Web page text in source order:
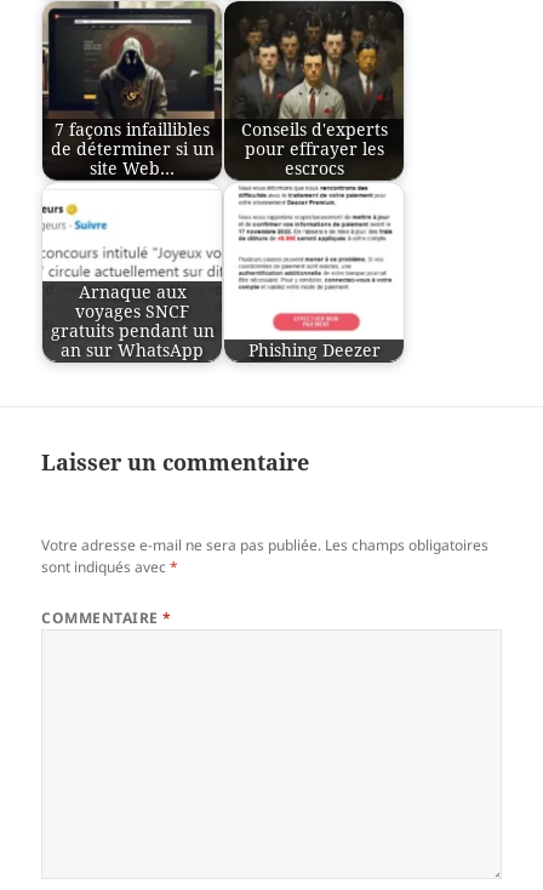
7 façons infaillibles
de déterminer si un
site Web…
Conseils d'experts
pour effrayer les
escrocs
Arnaque aux
voyages SNCF
gratuits pendant un
an sur WhatsApp
Phishing Deezer
Laisser un commentaire
Votre adresse e-mail ne sera pas publiée. Les champs obligatoires
sont indiqués avec*
COMMENTAIRE*